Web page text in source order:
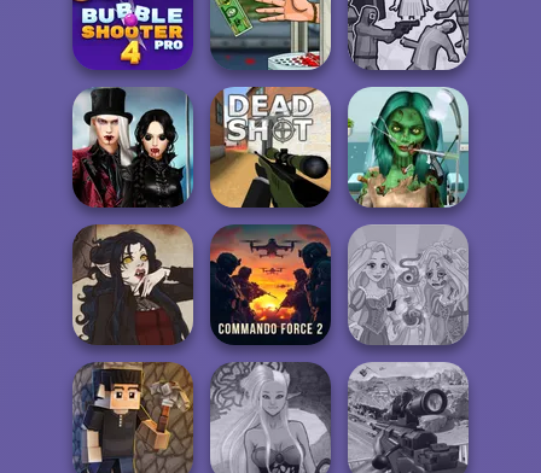
Moto X3M Pool
Party
Agent P Rebel
Spy
Hand Me The
Goods
Bubble Shooter
Pro 4
Handless
Millionaire
Squid Battle
Simulator
Twilight
Enchantment
Vampire R...
Deadshot.io
Ghoulish To
Gorgeous Cool
Zomb...
Gothic Heroine
Commando
Force 2
Rapunzel
Zombie Curse